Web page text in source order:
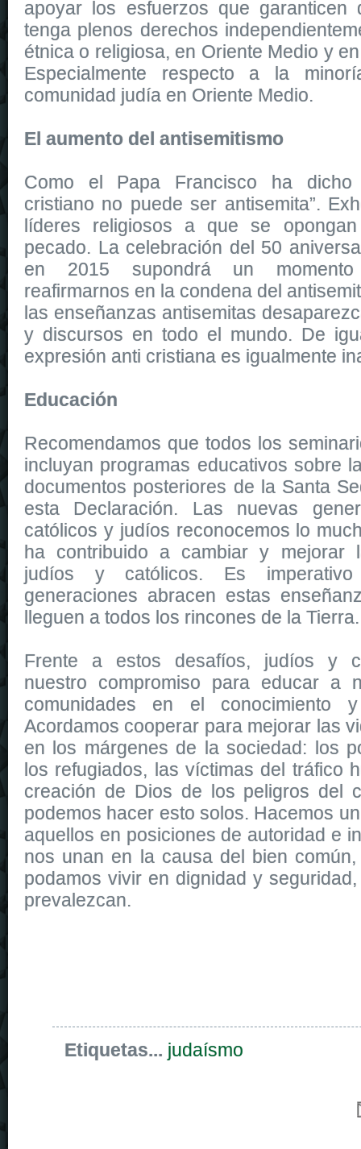
apoyar los esfuerzos que garanticen
tenga plenos derechos
étnica o religiosa, en Oriente Medio y
Especialmente respecto a la
comunidad judía en Oriente Medio.
El aumento del antisemitismo
Como el Papa Francisco ha dicho
cristiano no puede ser antisemita”.
líderes religiosos a que se
pecado. La celebración del 50
en 2015 supondrá un momento
reafirmarnos en la condena del
las enseñanzas antisemitas
y discursos en todo el mundo. De
expresión anti cristiana es igualmente
Educación
Recomendamos que todos los
incluyan programas educativos sobre
documentos posteriores de la Santa
esta Declaración. Las nuevas
católicos y judíos reconocemos lo
ha contribuido a cambiar y mejorar
judíos y católicos. Es
generaciones abracen estas
lleguen a todos los rincones de la Tierra.
Frente a estos desafíos, judíos y
nuestro compromiso para educar a
comunidades en el conocimiento
Acordamos cooperar para mejorar las
en los márgenes de la sociedad: los
los refugiados, las víctimas del tráfico
creación de Dios de los peligros del
podemos hacer esto solos. Hacemos
aquellos en posiciones de autoridad e
nos unan en la causa del bien
podamos vivir en dignidad y
prevalezcan.
Etiquetas... judaísmo